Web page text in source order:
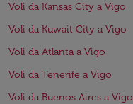
Voli da Kansas City a Vigo
Voli da Kuwait City a Vigo
Voli da Atlanta a Vigo
Voli da Tenerife a Vigo
Voli da Buenos Aires a Vigo